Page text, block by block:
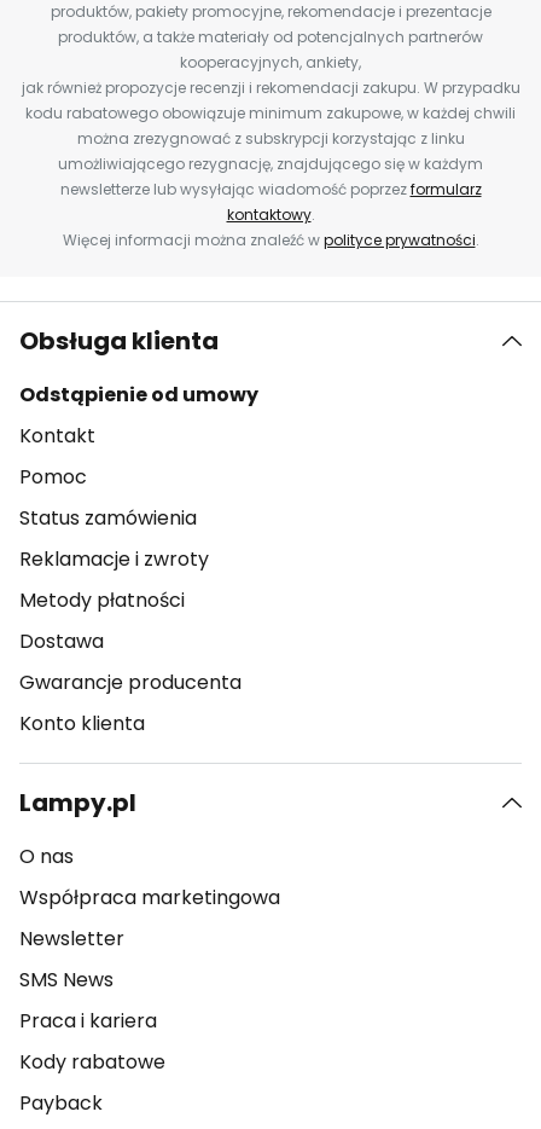
produktów, pakiety promocyjne, rekomendacje i prezentacje
produktów, a także materiały od potencjalnych partnerów
kooperacyjnych, ankiety,
jak również propozycje recenzji i rekomendacji zakupu. W przypadku
kodu rabatowego obowiązuje minimum zakupowe, w każdej chwili
można zrezygnować z subskrypcji korzystając z linku
umożliwiającego rezygnację, znajdującego się w każdym
newsletterze lub wysyłając wiadomość poprzezformularz
kontaktowy.
Więcej informacji można znaleźć wpolityce prywatności.
Obsługa klienta
Odstąpienie od umowy
Kontakt
Pomoc
Status zamówienia
Reklamacje i zwroty
Metody płatności
Dostawa
Gwarancje producenta
Konto klienta
Lampy.pl
O nas
Współpraca marketingowa
Newsletter
SMS News
Praca i kariera
Kody rabatowe
Payback